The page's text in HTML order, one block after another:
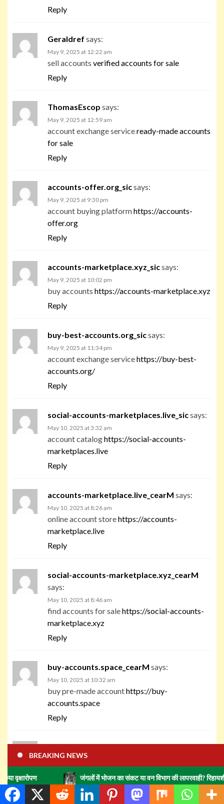
Reply
Geraldref says:
May 9, 2025 at 12:22 am
sell accounts verified accounts for sale
Reply
ThomasEscop says:
May 9, 2025 at 12:59 am
account exchange serviceready-made accounts
for sale
Reply
accounts-offer.org_sicsays:
May 9, 2025 at 9:30 pm
account buying platformhttps://accounts-
offer.org
Reply
accounts-marketplace.xyz_sicsays:
May 9, 2025 at 10:02 pm
buy accounts https://accounts-marketplace.xyz
Reply
buy-best-accounts.org_sicsays:
May 9, 2025 at 11:34 pm
account exchange servicehttps://buy-best-
accounts.org/
Reply
social-accounts-marketplaces.live_sicsays:
May 10, 2025 at 3:32 am
account cataloghttps://social-accounts-
marketplaces.live
Reply
accounts-marketplace.live_cearM says:
May 10, 2025 at 8:26 am
online account storehttps://accounts-
marketplace.live
Reply
social-accounts-marketplace.xyz_cearM
says:
May 10, 2025 at 8:46 am
find accounts for salehttps://social-accounts-
marketplace.xyz
Reply
buy-accounts.space_cearM says:
May 10, 2025 at 10:32 am
buy pre-made accounthttps://buy-
accounts.space
Reply
buy-accounts-shop.pro_cearMsays:
May 10, 2025 at 8:23 pm
website for selling accounts
accounts-shop.pro/
Reply
BREAKING NEWS
जंगलों में भोजन का संकट या वन विभाग की लापरवाही? रिहायशी इलाकों में